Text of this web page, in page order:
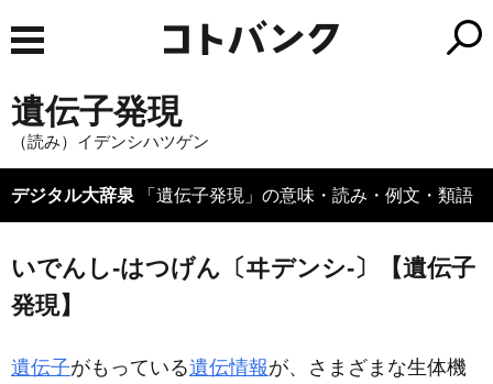
遺伝子発現
（読み）イデンシハツゲン
デジタル大辞泉 「遺伝子発現」の意味・読み・例文・類語
いでんし‐はつげん〔ヰデンシ‐〕【遺伝子
発現】
遺伝子がもっている遺伝情報が、さまざまな生体機